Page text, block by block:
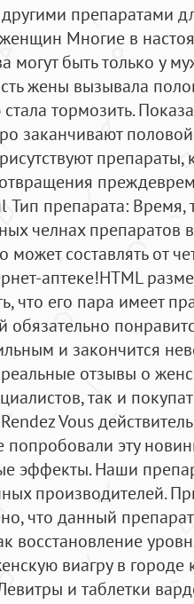
препаратами
Многие в
могут быть только у
жены вызывала
тормозить.
заканчивают половой
Тип препарата: Время,
челнах препаратов
может составлять от
аптеке!HTML
что его пара имеет
обязательно
и закончится
отзывы о
так и
Vous
эту
эффекты. Наши
производителей.
что данный
восстановление
виагру в
и таблетки